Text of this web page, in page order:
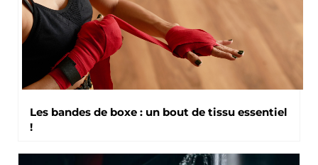
Les bandes de boxe : un bout de tissu essentiel
!